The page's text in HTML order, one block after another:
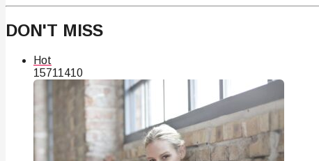
DON'T MISS
Hot
15711410